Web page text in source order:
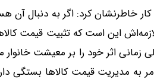
کار خاطرنشان کرد: اگر به دنبال آن
این است که تثبیت قیمت
اثر خود را بر معیشت خانوار
به مدیریت قیمت کالاها بستگی